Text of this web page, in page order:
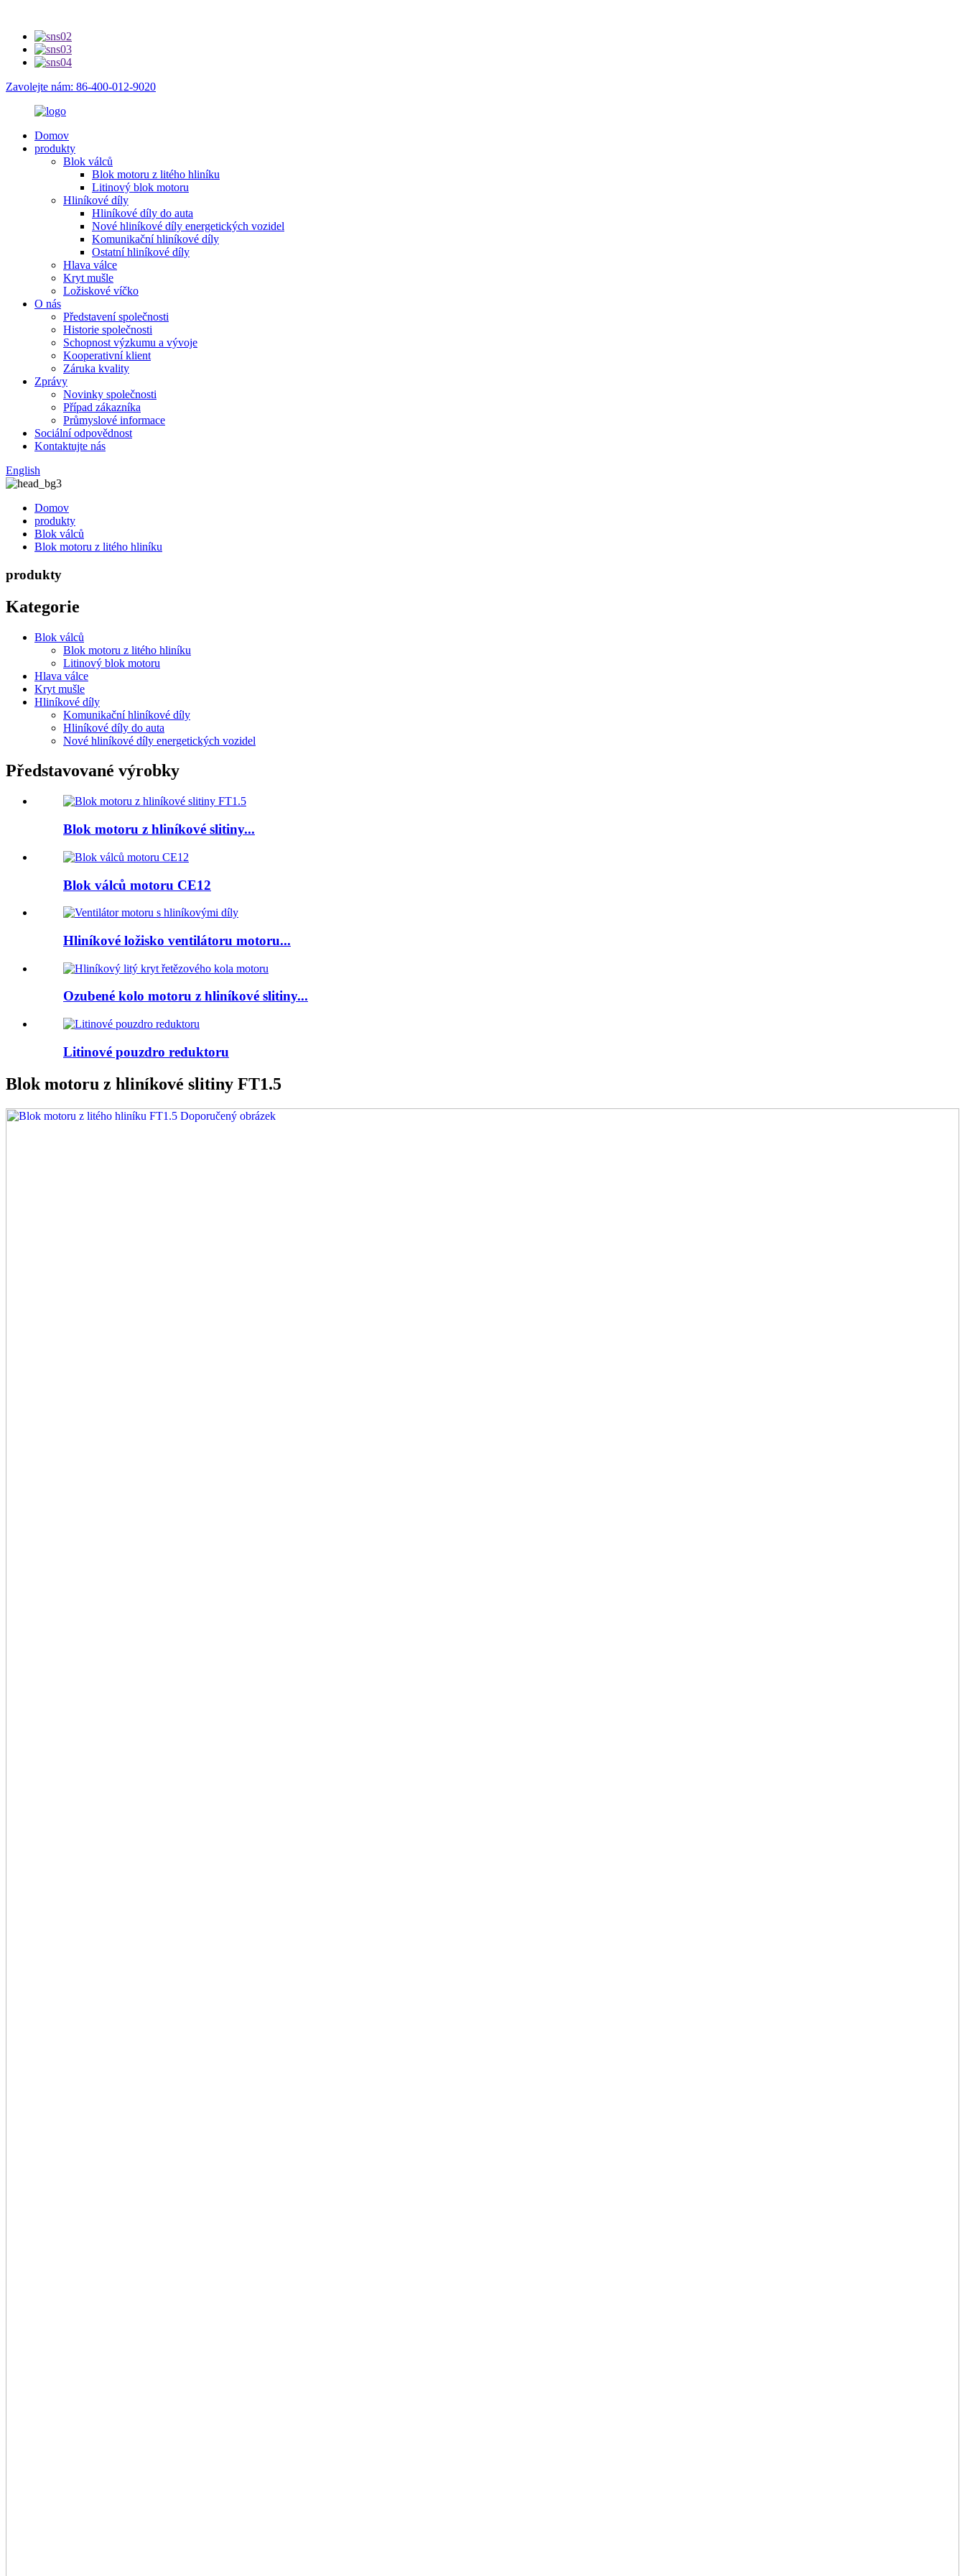
Zavolejte nám: 86-400-012-9020
Domov
produkty
Blok válců
Blok motoru z litého hliníku
Litinový blok motoru
Hliníkové díly
Hliníkové díly do auta
Nové hliníkové díly energetických vozidel
Komunikační hliníkové díly
Ostatní hliníkové díly
Hlava válce
Kryt mušle
Ložiskové víčko
O nás
Představení společnosti
Historie společnosti
Schopnost výzkumu a vývoje
Kooperativní klient
Záruka kvality
Zprávy
Novinky společnosti
Případ zákazníka
Průmyslové informace
Sociální odpovědnost
Kontaktujte nás
English
Domov
produkty
Blok válců
Blok motoru z litého hliníku
produkty
Kategorie
Blok válců
Blok motoru z litého hliníku
Litinový blok motoru
Hlava válce
Kryt mušle
Hliníkové díly
Komunikační hliníkové díly
Hliníkové díly do auta
Nové hliníkové díly energetických vozidel
Představované výrobky
Blok motoru z hliníkové slitiny...
Blok válců motoru CE12
Hliníkové ložisko ventilátoru motoru...
Ozubené kolo motoru z hliníkové slitiny...
Litinové pouzdro reduktoru
Blok motoru z hliníkové slitiny FT1.5